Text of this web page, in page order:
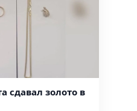
сдавал золото в